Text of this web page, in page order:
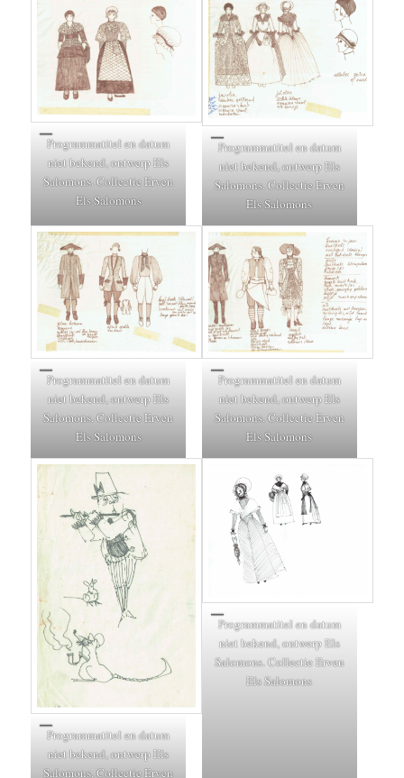
Programmatitel en datum
niet bekend, ontwerp Els
Salomons. Collectie Erven
Els Salomons
Programmatitel en datum
niet bekend, ontwerp Els
Salomons. Collectie Erven
Els Salomons
Programmatitel en datum
niet bekend, ontwerp Els
Salomons. Collectie Erven
Els Salomons
Programmatitel en datum
niet bekend, ontwerp Els
Salomons. Collectie Erven
Els Salomons
Programmatitel en datum
niet bekend, ontwerp Els
Salomons. Collectie Erven
Programmatitel en datum
niet bekend, ontwerp Els
Salomons. Collectie Erven
Els Salomons